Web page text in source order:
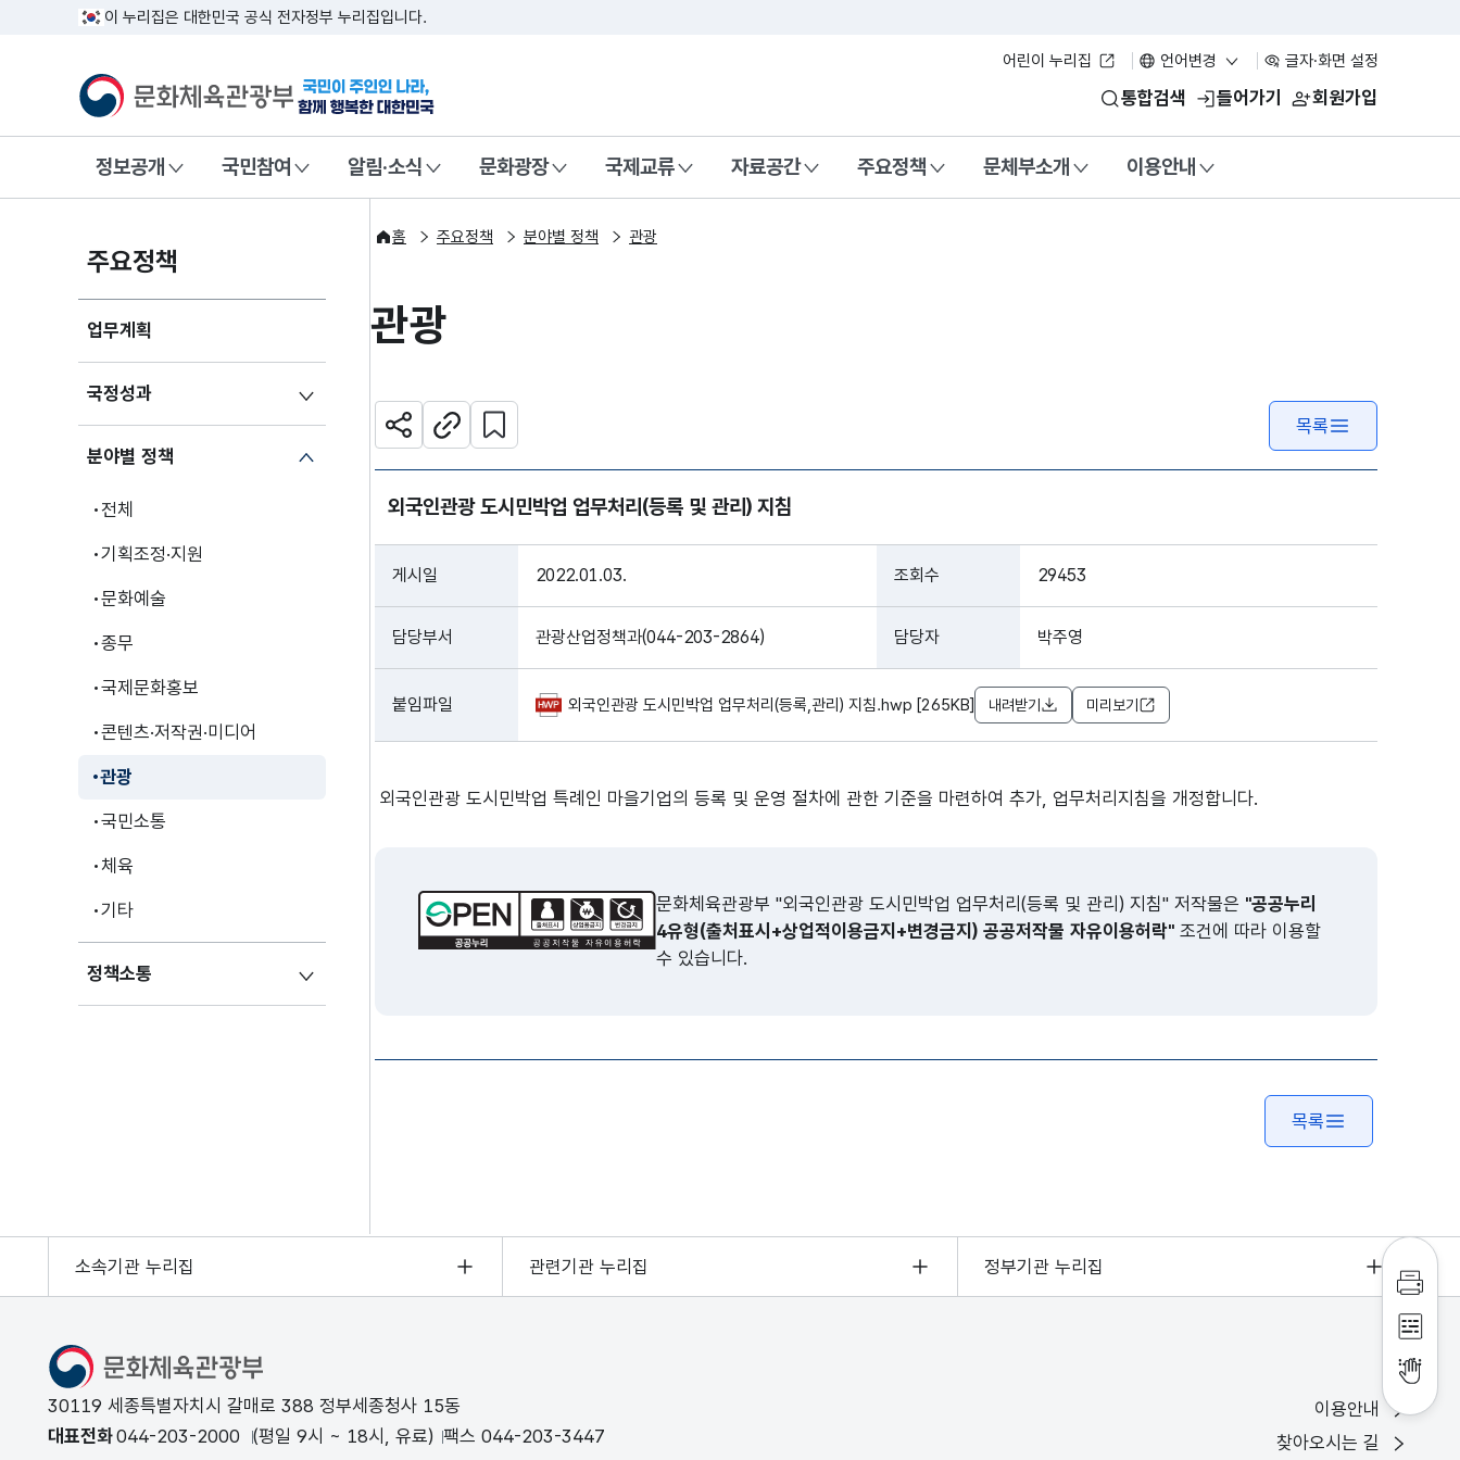
이 누리집은 대한민국 공식 전자정부 누리집입니다.
어린이 누리집 언어변경 글자·화면 설정
문화체육관광부국민이 주인인 나라, 함께 행복한 대한민국 통합검색 들어가기 회원가입
정보공개 국민참여 알림·소식 문화광장 국제교류 자료공간 주요정책 문체부소개 이용안내
주요정책
업무계획
국정성과
분야별 정책
전체
기획조정·지원
문화예술
종무
국제문화홍보
콘텐츠·저작권·미디어
관광
국민소통
체육
기타
정책소통
홈 주요정책 분야별 정책 관광
관광
공유하기주소복사
관심 콘텐츠 설정하기
목록
외국인관광 도시민박업 업무처리(등록 및 관리) 지침
게시일 2022.01.03. 조회수 29453
담당부서 관광산업정책과(044-203-2864) 담당자 박주영
붙임파일 외국인관광 도시민박업 업무처리(등록,관리) 지침.hwp [265KB] 내려받기 미리보기
외국인관광 도시민박업 특례인 마을기업의 등록 및 운영 절차에 관한 기준을 마련하여 추가, 업무처리지침을 개정합니다.
문화체육관광부 "외국인관광 도시민박업 업무처리(등록 및 관리) 지침" 저작물은 "공공누리
4유형(출처표시+상업적이용금지+변경금지) 공공저작물 자유이용허락" 조건에 따라 이용할
수 있습니다.
목록
인쇄
점자
점자
소속기관 누리집 관련기관 누리집 정부기관 누리집
문화체육관광부
30119 세종특별자치시 갈매로 388 정부세종청사 15동
대표전화044-203-2000 (평일 9시 ~ 18시, 유료) 팩스 044-203-3447
이용안내
찾아오시는 길